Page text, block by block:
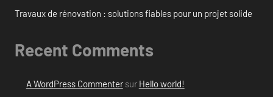
Travaux de rénovation : solutions fiables pour un projet solide
Recent Comments
A WordPress Commentersur Hello world!